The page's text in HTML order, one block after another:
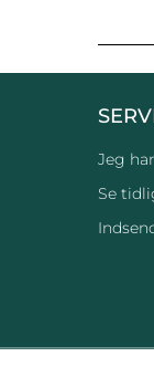
Jeg
Se